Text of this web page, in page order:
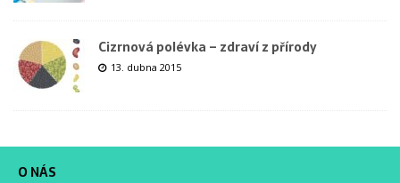
Cizrnová polévka – zdraví z přírody
13. dubna 2015
O NÁS